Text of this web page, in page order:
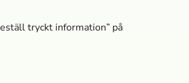
tryckt information” på